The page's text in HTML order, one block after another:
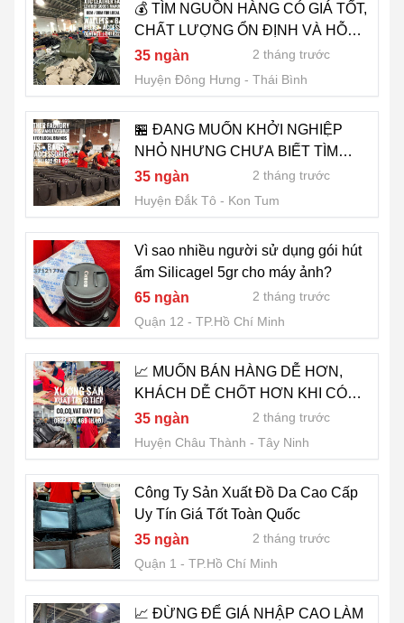
💰 TÌM NGUỒN HÀNG CÓ GIÁ TỐT,
CHẤT LƯỢNG ỔN ĐỊNH VÀ HỖ
TRỢ LÂU DÀI CHO NGƯỜI KINH
DOANH - 0822.879.469 (HẢO)
35 ngàn
2 tháng trước
Huyện Đông Hưng
Thái Bình
🏪 ĐANG MUỐN KHỞI NGHIỆP
NHỎ NHƯNG CHƯA BIẾT TÌM
NGUỒN HÀNG Ở ĐÂU?
0822.879.469 (HẢO)
35 ngàn
2 tháng trước
Huyện Đắk Tô
Kon Tum
Vì sao nhiều người sử dụng gói hút
ẩm Silicagel 5gr cho máy ảnh?
65 ngàn
2 tháng trước
Quận 12
TP.Hồ Chí Minh
📈 MUỐN BÁN HÀNG DỄ HƠN,
KHÁCH DỄ CHỐT HƠN KHI CÓ
NGUỒN HÀNG GIÁ TỐT VÀ ỔN
ĐỊNH? 0822.879.469 (HẢO)
35 ngàn
2 tháng trước
Huyện Châu Thành
Tây Ninh
Công Ty Sản Xuất Đồ Da Cao Cấp
Uy Tín Giá Tốt Toàn Quốc
35 ngàn
2 tháng trước
Quận 1
TP.Hồ Chí Minh
📈 ĐỪNG ĐỂ GIÁ NHẬP CAO LÀM